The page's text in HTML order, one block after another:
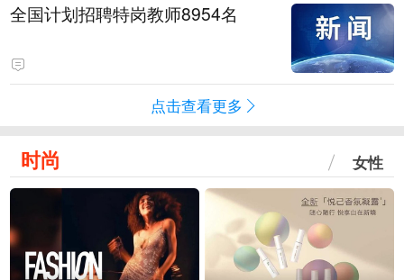
全国计划招聘特岗教师8954名
点击查看更多
时尚 女性